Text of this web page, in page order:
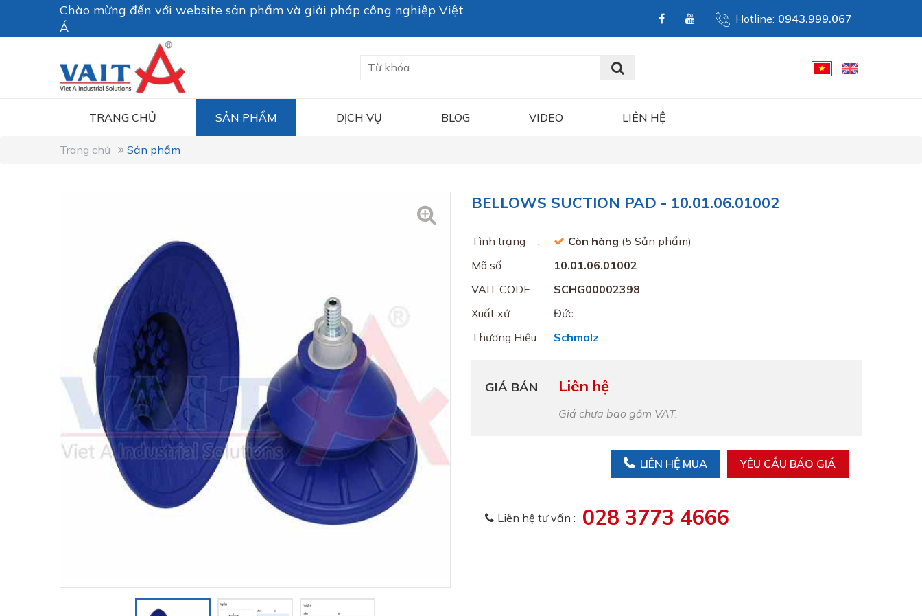
Chào mừng đến với website sản phẩm và giải pháp công nghiệp Việt
Á
Hotline: 0943.999.067
TRANG CHỦ SẢN PHẨM DỊCH VỤ BLOG VIDEO LIÊN HỆ
Trang chủ Sản phẩm
BELLOWS SUCTION PAD - 10.01.06.01002
Tình trạng Còn hàng (5 Sản phẩm)
Mã số
10.01.06.01002
VAIT CODE
SCHG00002398
Xuất xứ
Đức
Thương Hiệu
Schmalz
GIÁ BÁN Liên hệ
Giá chưa bao gồm VAT.
LIÊN HỆ MUA YÊU CẦU BÁO GIÁ
Liên hệ tư vấn : 028 3773 4666